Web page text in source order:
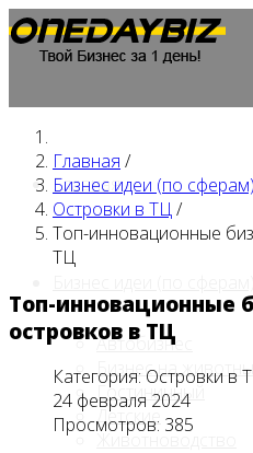
Главная
Автобизнес
Бизнес на
Гостиничный
Детские
Животноводство
Главная /
Бизнес идеи (по сферам)
Островки в ТЦ/
Топ-инновационные
ТЦ
Топ-инновационные
островков в ТЦ
Категория: Островки в
24 февраля 2024
Просмотров: 385